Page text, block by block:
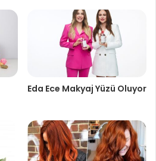
Eda Ece Makyaj Yüzü Oluyor